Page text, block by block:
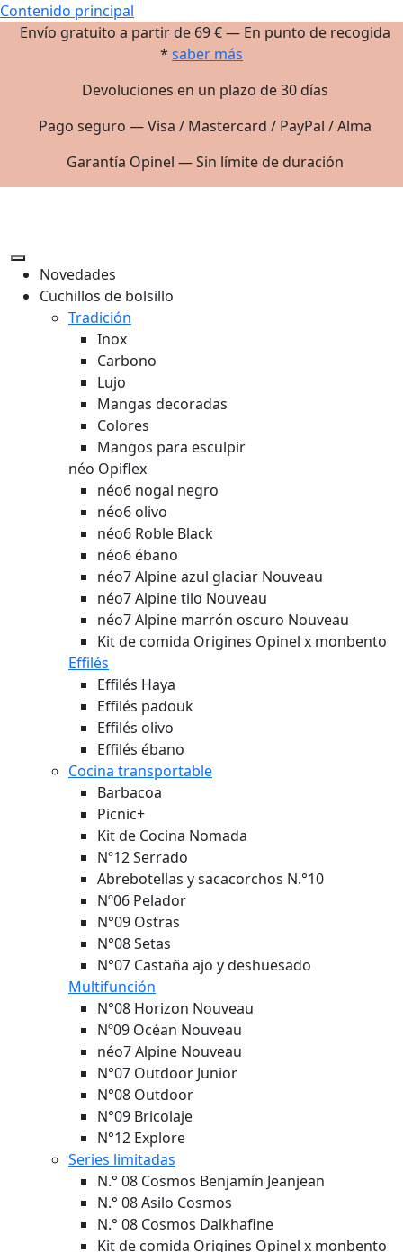
Contenido principal
Envío gratuito a partir de 69 € — En punto de recogida
* saber más
Devoluciones en un plazo de 30 días
Pago seguro — Visa / Mastercard / PayPal / Alma
Garantía Opinel — Sin límite de duración
Novedades
Cuchillos de bolsillo
Tradición
Inox
Carbono
Lujo
Mangas decoradas
Colores
Mangos para esculpir
néo Opiflex
néo6 nogal negro
néo6 olivo
néo6 Roble Black
néo6 ébano
néo7 Alpine azul glaciar Nouveau
néo7 Alpine tilo Nouveau
néo7 Alpine marrón oscuro Nouveau
Kit de comida Origines Opinel x monbento
Effilés
Effilés Haya
Effilés padouk
Effilés olivo
Effilés ébano
Cocina transportable
Barbacoa
Picnic+
Kit de Cocina Nomada
Nº12 Serrado
Abrebotellas y sacacorchos N.°10
Nº06 Pelador
N°09 Ostras
N°08 Setas
N°07 Castaña ajo y deshuesado
Multifunción
N°08 Horizon Nouveau
Nº09 Océan Nouveau
néo7 Alpine Nouveau
N°07 Outdoor Junior
N°08 Outdoor
N°09 Bricolaje
N°12 Explore
Series limitadas
N.° 08 Cosmos Benjamín Jeanjean
N.° 08 Asilo Cosmos
N.° 08 Cosmos Dalkhafine
Kit de comida Origines Opinel x monbento